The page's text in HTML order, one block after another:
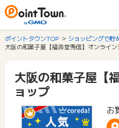
ポイントタウンTOP ショッピングで貯
大阪の和菓子屋【福壽堂秀信】オンライ
大阪の和菓子屋【
ョップ
お